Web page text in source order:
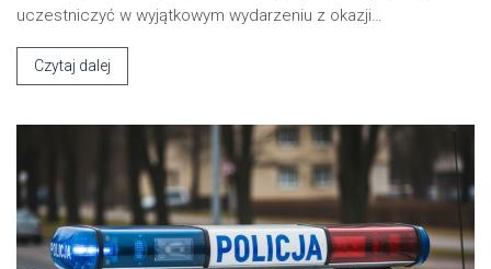
uczestniczyć w wyjątkowym wydarzeniu z okazji…
Czytaj dalej